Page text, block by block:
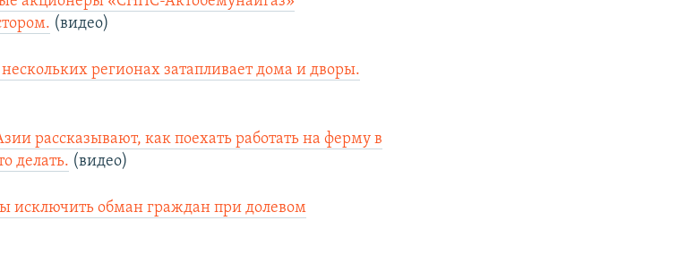
(видео)
нескольких регионах затапливает дома и дворы.
рассказывают, как поехать работать на ферму в
делать. (видео)
исключить обман граждан при долевом